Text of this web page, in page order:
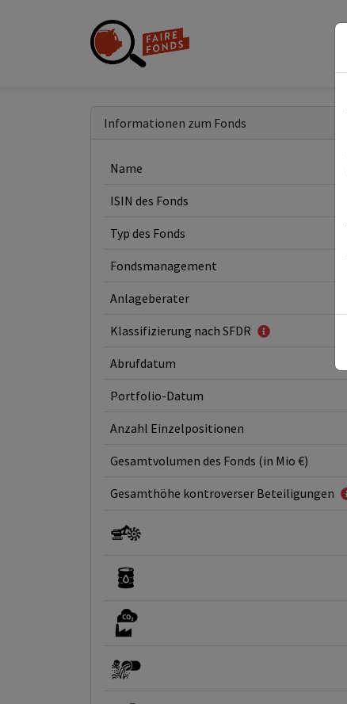
Informationen zum Fonds
Name
ISIN des Fonds
Typ des Fonds
Fondsmanagement
Anlageberater
Klassifizierung nach SFDR
Abrufdatum
Portfolio-Datum
Anzahl Einzelpositionen
Gesamtvolumen des Fonds (in Mio €)
Gesamthöhe kontroverser Beteiligungen